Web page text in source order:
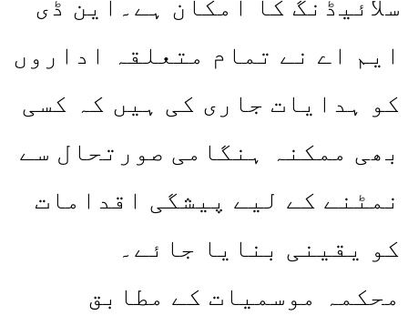
سلائیڈنگ کا امکان ہے۔این ڈی
ایم اے نے تمام متعلقہ اداروں
کو ہدایات جاری کی ہیں کہ کسی
بھی ممکنہ ہنگامی صورتحال سے
نمٹنے کے لیے پیشگی اقدامات
کو یقینی بنایا جائے۔
محکمہ موسمیات کے مطابق